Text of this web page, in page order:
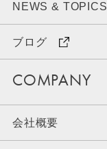
NEWS & TOPICS
ブログ
COMPANY
会社概要